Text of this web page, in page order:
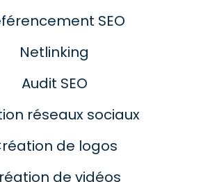
SEO
Netlinking
Audit SEO
réseaux sociaux
de logos
de vidéos